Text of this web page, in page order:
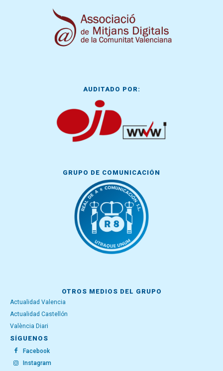
AUDITADO POR:
GRUPO DE COMUNICACIÓN
OTROS MEDIOS DEL GRUPO
Actualidad Valencia
Actualidad Castellón
València Diari
SÍGUENOS
Facebook
Instagram